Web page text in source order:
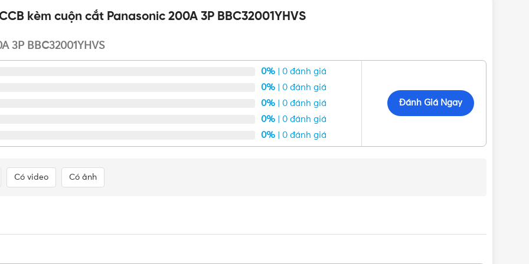
TPHCM
và công nghiệp tại TP.HCM từ các thương hiệu uy tín như Panasonic, Nanoco, MPE, Schneider, Sino Vanlock,
Cam kết sản phẩm chính hãng, mức giá tốt, hỗ trợ giao hàng nhanh ở các tỉnh đáp cùng nhiều chương trình
kèm cuộn cắt Panasonic 200A 3P BBC32001YHVS
3P BBC32001YHVS
0% | 0 đánh giá
0% | 0 đánh giá
0% | 0 đánh giá
0% | 0 đánh giá
0% | 0 đánh giá
Đánh Giá Ngay
Có video Có ảnh